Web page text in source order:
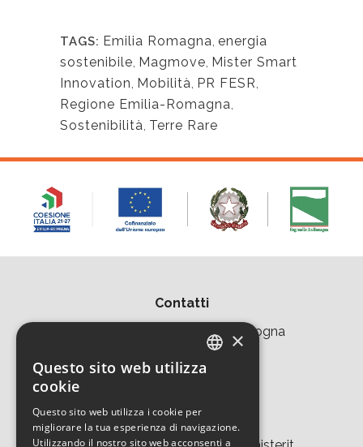
TAGS: Emilia Romagna, energia
sostenibile, Magmove, Mister Smart
Innovation, Mobilità, PR FESR,
Regione Emilia-Romagna,
Sostenibilità, Terre Rare
Contatti
Area della Ricerca CNR di Bologna
Via Piero Gobetti 101
Tel. +39 051 639 8457
×
Questo sito web utilizza
cookie
Questo sito web utilizza i cookie per
migliorare la tua esperienza di navigazione.
Utilizzando il nostro sito web acconsenti a